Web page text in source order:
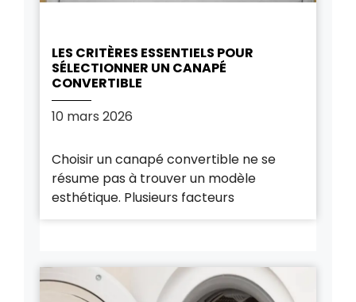
LES CRITÈRES ESSENTIELS POUR
SÉLECTIONNER UN CANAPÉ
CONVERTIBLE
10 mars 2026
Choisir un canapé convertible ne se
résume pas à trouver un modèle
esthétique. Plusieurs facteurs